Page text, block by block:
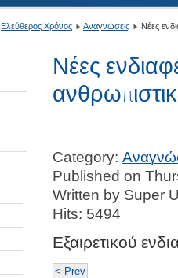
Ελεύθερος Χρόνος Αναγνώσεις Νέες
Νέες
Category:
Published on
Written by Super
Hits: 5494
Εξαιρετικού
< Prev